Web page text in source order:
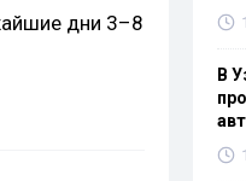
дни 3–8
В